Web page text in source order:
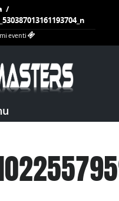
/
eventi